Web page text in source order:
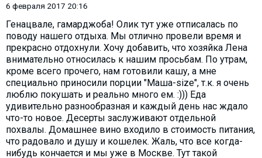
6 февраля 2017 20:16
Генацвале, гамарджоба! Олик тут уже отписалась по
поводу нашего отдыха. Мы отлично провели время и
прекрасно отдохнули. Хочу добавить, что хозяйка Лена
внимательно относилась к нашим просьбам. По утрам,
кроме всего прочего, нам готовили кашу, а мне
специально приносили порции "Маша-size", т.к. я очень
люблю покушать и реально много ем. :))) Еда
удивительно разнообразная и каждый день нас ждало
что-то новое. Десерты заслуживают отдельной
похвалы. Домашнее вино входило в стоимость питания,
что радовало и душу и кошелек. Жаль, что все когда-
нибудь кончается и мы уже в Москве. Тут такой